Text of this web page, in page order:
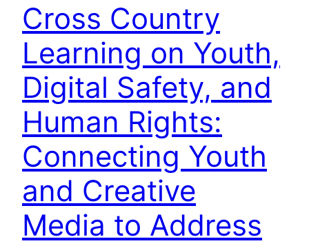
Cross Country
Learning on Youth,
Digital Safety, and
Human Rights:
Connecting Youth
and Creative
Media to Address